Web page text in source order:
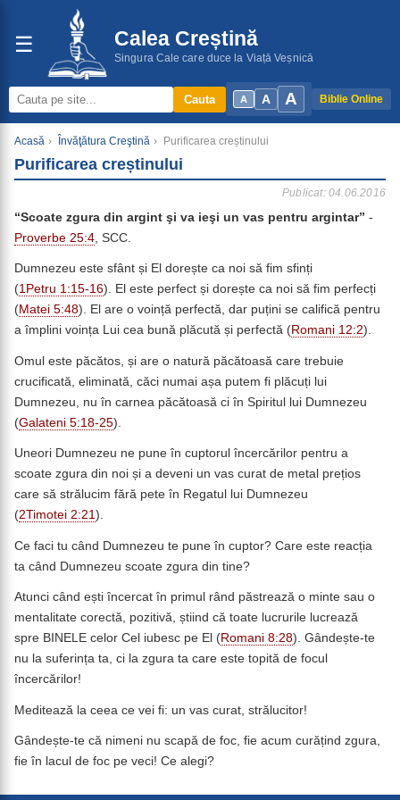
☰ Calea Creștină
Singura Cale care duce la Viață Veșnică
A A A Biblie Online
Cauta
Acasă › Învăţătura Creştină › Purificarea creștinului
Purificarea creștinului
Publicat: 04.06.2016
“Scoate zgura din argint şi va ieşi un vas pentru argintar” -
Proverbe 25:4, SCC.
Dumnezeu este sfânt și El dorește ca noi să fim sfinți
(1Petru 1:15-16). El este perfect și dorește ca noi să fim perfecți
(Matei 5:48). El are o voință perfectă, dar puțini se califică pentru
a împlini voința Lui cea bună plăcută și perfectă (Romani 12:2).
Omul este păcătos, și are o natură păcătoasă care trebuie
crucificată, eliminată, căci numai așa putem fi plăcuți lui
Dumnezeu, nu în carnea păcătoasă ci în Spiritul lui Dumnezeu
(Galateni 5:18-25).
Uneori Dumnezeu ne pune în cuptorul încercărilor pentru a
scoate zgura din noi și a deveni un vas curat de metal prețios
care să strălucim fără pete în Regatul lui Dumnezeu
(2Timotei 2:21).
Ce faci tu când Dumnezeu te pune în cuptor? Care este reacția
ta când Dumnezeu scoate zgura din tine?
Atunci când ești încercat în primul rând păstrează o minte sau o
mentalitate corectă, pozitivă, știind că toate lucrurile lucrează
spre BINELE celor Cel iubesc pe El (Romani 8:28). Gândește-te
nu la suferința ta, ci la zgura ta care este topită de focul
încercărilor!
Meditează la ceea ce vei fi: un vas curat, strălucitor!
Gândește-te că nimeni nu scapă de foc, fie acum curățind zgura,
fie în lacul de foc pe veci! Ce alegi?